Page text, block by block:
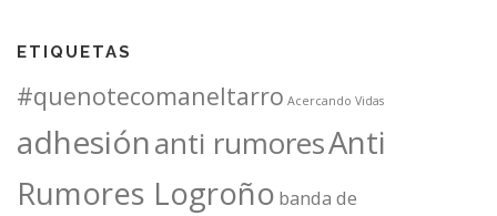
ETIQUETAS
#quenotecomaneltarro Acercando Vidas
adhesiónanti rumoresAnti
Rumores Logroño banda de